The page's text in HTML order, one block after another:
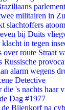
militairen in
slachtoffers
bij Duits
in tegen
over route Straat
alarm wegens
Detective
's nachts haar
Dag #1977
Bijenkorf na